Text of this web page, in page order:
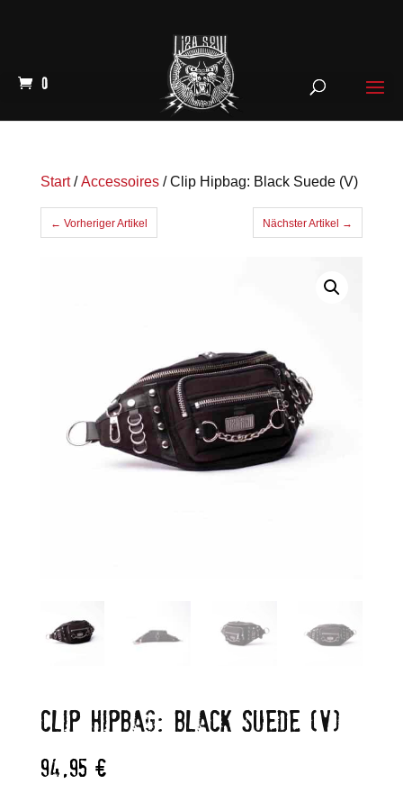
0
Start/Accessoires/ Clip Hipbag: Black Suede (V)
← Vorheriger Artikel Nächster Artikel →
CLIP HIPBAG: BLACK SUEDE (V)
94,95 €